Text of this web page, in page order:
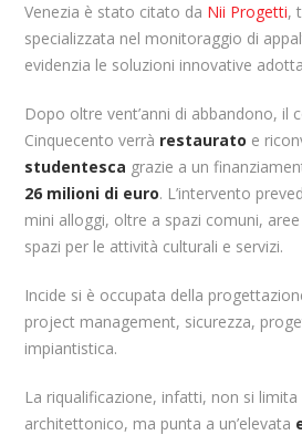
Venezia è stato citato da Nii Progetti,
specializzata nel monitoraggio di
evidenzia le soluzioni innovative
Dopo oltre vent’anni di abbandono, il
Cinquecento verrà restaurato e
studentesca grazie a un
26 milioni di euro. L’intervento
mini alloggi, oltre a spazi comuni,
spazi per le attività culturali e servizi.
Incide si è occupata della
project management, sicurezza,
impiantistica.
La riqualificazione, infatti, non si
architettonico, ma punta a un’elevata